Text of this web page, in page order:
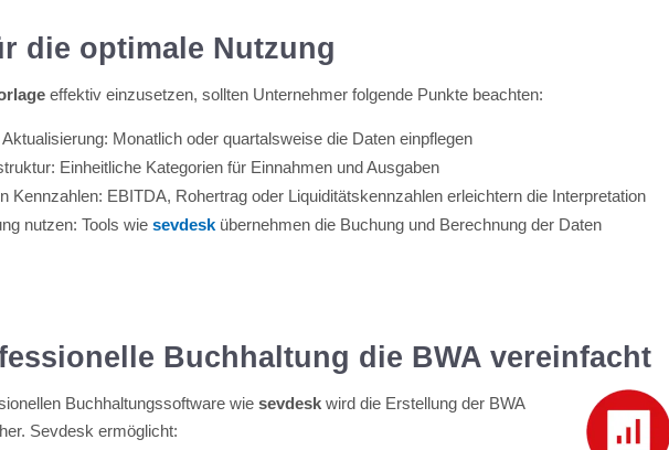
die optimale Nutzung
effektiv einzusetzen, sollten Unternehmer folgende Punkte beachten:
Monatlich oder quartalsweise die Daten einpflegen
Einheitliche Kategorien für Einnahmen und Ausgaben
Kennzahlen: EBITDA, Rohertrag oder Liquiditätskennzahlen erleichtern die Interpretation
nutzen: Tools wiesevdesk übernehmen die Buchung und Berechnung der Daten
Buchhaltung die BWA vereinfacht
Buchhaltungssoftware wiesevdesk wird die Erstellung der BWA
Sevdesk ermöglicht: